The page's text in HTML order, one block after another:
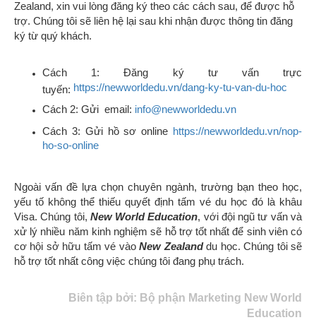
Zealand, xin vui lòng đăng ký theo các cách sau, để được hỗ
trợ. Chúng tôi sẽ liên hệ lại sau khi nhận được thông tin đăng
ký từ quý khách.
Cách 1: Đăng ký tư vấn trực
tuyến: https://newworldedu.vn/dang-ky-tu-van-du-hoc
Cách 2: Gửi email: info@newworldedu.vn
Cách 3: Gửi hồ sơ online https://newworldedu.vn/nop-
ho-so-online
Ngoài vấn đề lựa chọn chuyên ngành, trường bạn theo học,
yếu tố không thể thiếu quyết định tấm vé du học đó là khâu
Visa. Chúng tôi, New World Education, với đội ngũ tư vấn và
xử lý nhiều năm kinh nghiệmsẽ hỗ trợ tốt nhất để sinh viên có
cơ hội sở hữu tấm vé vàoNew Zealanddu học. Chúng tôisẽ
hỗ trợ tốt nhất công việc chúng tôi đang phụ trách.
Biên tập bởi: Bộ phận Marketing New World
Education